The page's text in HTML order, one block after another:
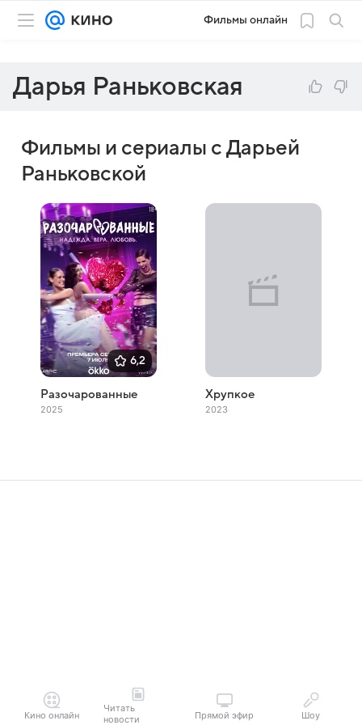
Фильмы онлайн
Дарья Раньковская
Фильмы и сериалы с Дарьей
Раньковской
6,2
Разочарованные
2025
Хрупкое
2023
Кино онлайн
Читать
новости
Прямой эфир Шоу